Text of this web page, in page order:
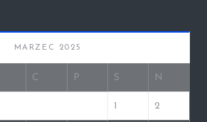
MARZEC 2025
C P S N
2